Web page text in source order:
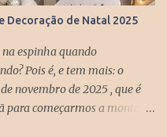
e lâmpadas decorativas
espaço. Depois de definir
de dar o próximo passo: A
o uso de plantas e quadr...
Decoração de Natal 2025
na espinha quando
Pois é, e tem mais: o
novembro de 2025 , que é
começarmos a montar